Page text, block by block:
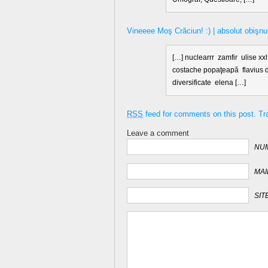
Vineeee Moş Crăciun! :) | absolut
[…] nuclearrr zamfir ulise
costache popaţeapă flavius
diversificate elena […]
RSS feed for comments on this post.
Leave a comment